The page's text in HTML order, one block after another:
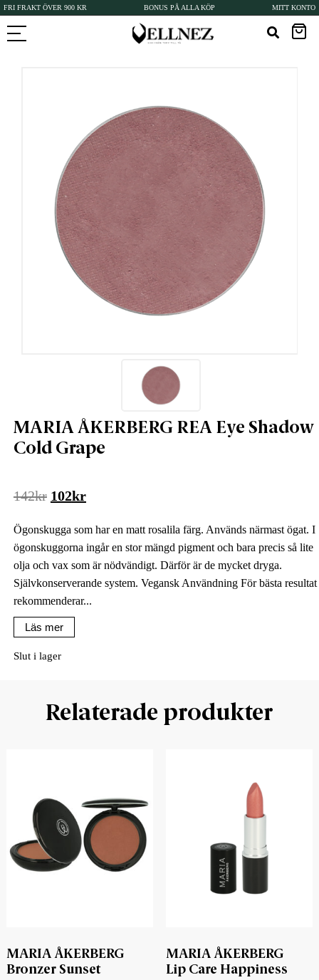
FRI FRAKT ÖVER 900 KR BONUS PÅ ALLA KÖP MITT KONTO
MARIA ÅKERBERG REA Eye Shadow
Cold Grape
142kr Det
priset
142kr.
102krDet
priset
är:
102kr.
Ögonskugga som har en matt rosalila färg. Används närmast ögat. I
ögonskuggorna ingår en stor mängd pigment och bara precis så lite
olja och vax som är nödvändigt. Därför är de mycket dryga.
Självkonserverande system. Vegansk Användning För bästa resultat
rekommenderar...
Läs mer
Slut i lager
Relaterade produkter
MARIA ÅKERBERG
Bronzer Sunset
MARIA ÅKERBERG
Lip Care Happiness